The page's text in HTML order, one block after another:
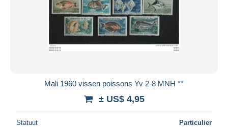
Mali 1960 vissen poissons Yv 2-8 MNH **
± US$ 4,95
Statuut Particulier